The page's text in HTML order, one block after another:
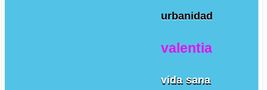
urbanidad
valentia
vida sana